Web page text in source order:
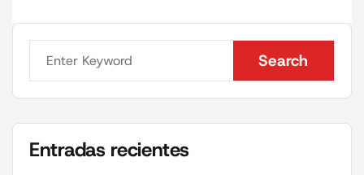
Search
Search
Entradas recientes